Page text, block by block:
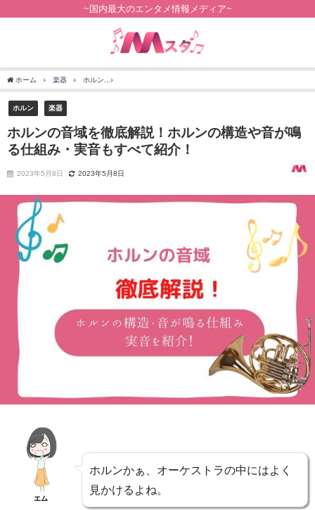
~国内最大のエンタメ情報メディア~
ホーム 楽器 ホルン
ホルン 楽器
ホルンの音域を徹底解説！ホルンの構造や音が鳴
る仕組み・実音もすべて紹介！
2023年5月8日 2023年5月8日
エム
ホルンかぁ、オーケストラの中にはよく
見かけるよね。